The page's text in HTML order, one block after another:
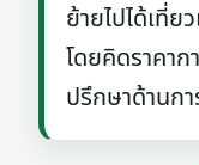
ย้ายไปได้เที่
โดยคิดราคา
ปรึกษาด้านก